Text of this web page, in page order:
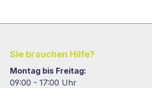
Sie brauchen Hilfe?
Montag bis Freitag:
09:00 - 17:00 Uhr